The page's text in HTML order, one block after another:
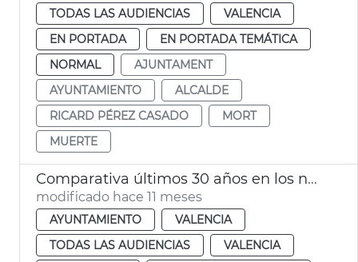
TODAS LAS AUDIENCIAS
VALENCIA
EN PORTADA
EN PORTADA TEMÁTICA
NORMAL
AJUNTAMENT
AYUNTAMIENTO
ALCALDE
RICARD PÉREZ CASADO
MORT
MUERTE
Comparativa últimos 30 años en los nombres más comunes entre la población valenciana
modificado hace 11 meses
AYUNTAMIENTO
VALENCIA
TODAS LAS AUDIENCIAS
VALENCIA